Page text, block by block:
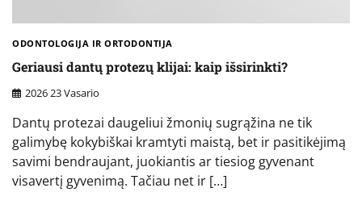
ODONTOLOGIJA IR ORTODONTIJA
Geriausi dantų protezų klijai: kaip išsirinkti?
2026 23 Vasario
Dantų protezai daugeliui žmonių sugrąžina ne tik
galimybę kokybiškai kramtyti maistą, bet ir pasitikėjimą
savimi bendraujant, juokiantis ar tiesiog gyvenant
visavertį gyvenimą. Tačiau net ir […]